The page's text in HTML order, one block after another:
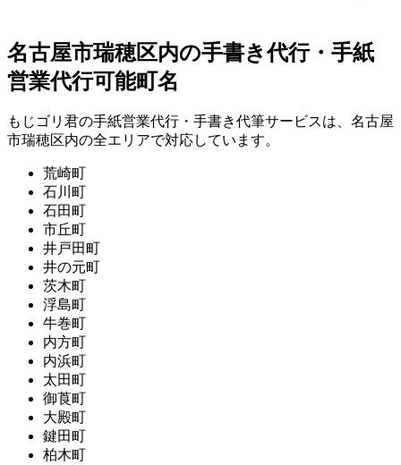
名古屋市瑞穂区内の手書き代行・手紙
営業代行可能町名
もじゴリ君の手紙営業代行・手書き代筆サービスは、名古屋
市瑞穂区内の全エリアで対応しています。
荒崎町
石川町
石田町
市丘町
井戸田町
井の元町
茨木町
浮島町
牛巻町
内方町
内浜町
太田町
御莨町
大殿町
鍵田町
柏木町